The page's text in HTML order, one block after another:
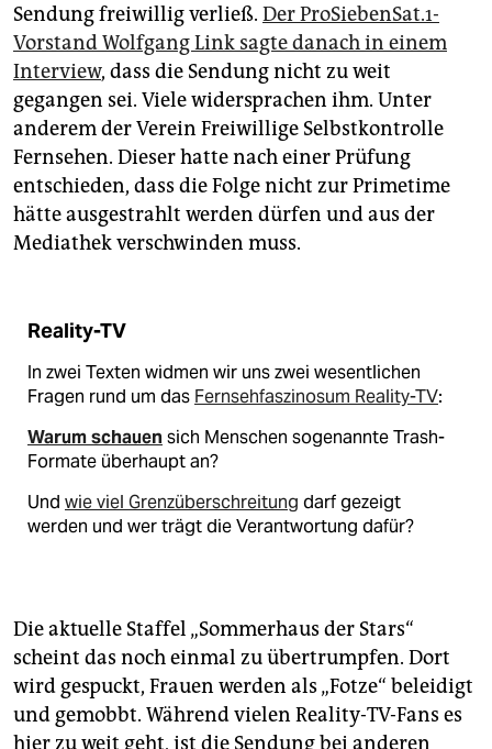
Sendung freiwillig verließ. Der ProSiebenSat.1-
Vorstand Wolfgang Link sagte danach in einem
Interview, dass die Sendung nicht zu weit
gegangen sei. Viele widersprachen ihm. Unter
anderem der Verein Freiwillige Selbstkontrolle
Fernsehen. Dieser hatte nach einer Prüfung
entschieden, dass die Folge nicht zur Primetime
hätte ausgestrahlt werden dürfen und aus der
Mediathek verschwinden muss.
Reality-TV
In zwei Texten widmen wir uns zwei wesentlichen
Fragen rund um das Fernsehfaszinosum Reality-TV:
Warumschauen sich Menschen sogenannte Trash-
Formate überhaupt an?
Und wie viel Grenzüberschreitung darf gezeigt
werden und wer trägt die Verantwortung dafür?
Die aktuelle Staffel „Sommerhaus der Stars“
scheint das noch einmal zu übertrumpfen. Dort
wird gespuckt, Frauen werden als „Fotze“ beleidigt
und gemobbt. Während vielen Reality-TV-Fans es
hier zu weit geht, ist die Sendung bei anderen